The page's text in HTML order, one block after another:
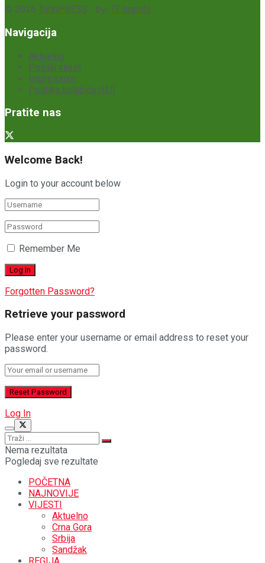
© 2026 TutinPRESS - by- IT-Impuls
Navigacija
Aktuelno
Pošalji vijest
Impressum
Politika kolačića (EU)
Pratite nas
Welcome Back!
Login to your account below
Remember Me
Forgotten Password?
Retrieve your password
Please enter your username or email address to reset your
password.
Log In
Nema rezultata
Pogledaj sve rezultate
POČETNA
NAJNOVIJE
VIJESTI
Aktuelno
Crna Gora
Srbija
Sandžak